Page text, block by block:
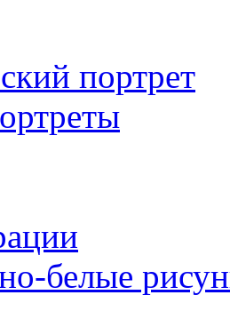
портрет
белые